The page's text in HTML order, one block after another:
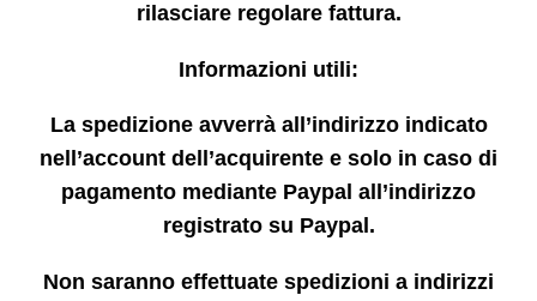
rilasciare regolare fattura.
Informazioni utili:
La spedizione avverrà all’indirizzo indicato
nell’account dell’acquirente e solo in caso di
pagamento mediante Paypal all’indirizzo
registrato su Paypal.
Non saranno effettuate spedizioni a indirizzi